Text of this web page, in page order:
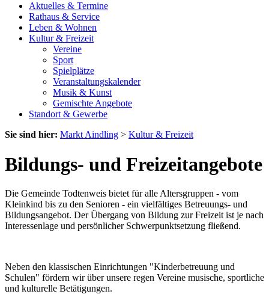
Aktuelles & Termine
Rathaus & Service
Leben & Wohnen
Kultur & Freizeit
Vereine
Sport
Spielplätze
Veranstaltungskalender
Musik & Kunst
Gemischte Angebote
Standort & Gewerbe
Sie sind hier: Markt Aindling > Kultur & Freizeit
Bildungs- und Freizeitangebote
Die Gemeinde Todtenweis bietet für alle Altersgruppen - vom
Kleinkind bis zu den Senioren - ein vielfältiges Betreuungs- und
Bildungsangebot. Der Übergang von Bildung zur Freizeit ist je nach
Interessenlage und persönlicher Schwerpunktsetzung fließend.
Neben den klassischen Einrichtungen "Kinderbetreuung und
Schulen" fördern wir über unsere regen Vereine musische, sportliche
und kulturelle Betätigungen.